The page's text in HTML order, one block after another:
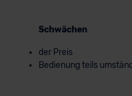
Schwächen
der Preis
Bedienung teils